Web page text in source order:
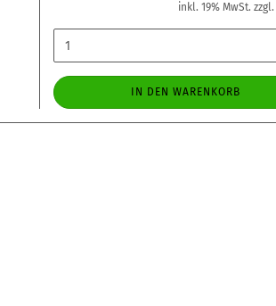
inkl. 19% MwSt. zzgl.
IN DEN WARENKORB